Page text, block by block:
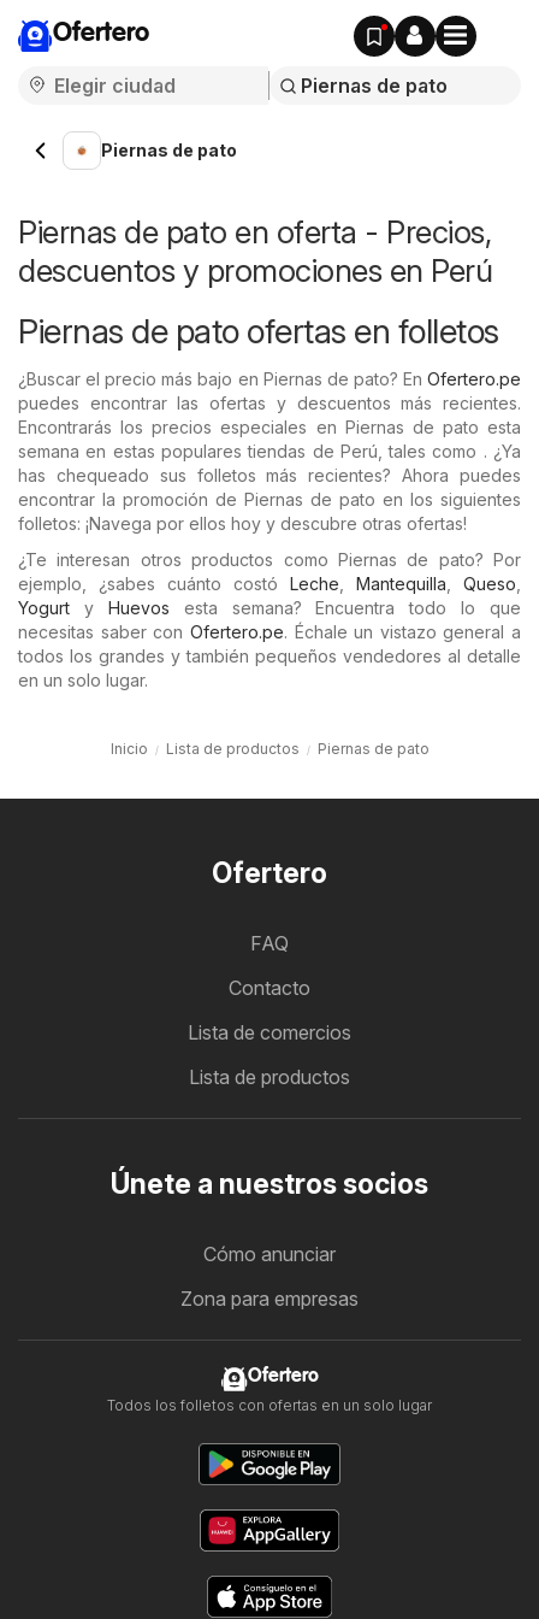
Ofertero
Piernas de pato
Piernas de pato en oferta - Precios,
descuentos y promociones en Perú
Piernas de pato ofertas en folletos
¿Buscar el precio más bajo en Piernas de pato? En Ofertero.pe
puedes encontrar las ofertas y descuentos más recientes.
Encontrarás los precios especiales en Piernas de pato esta
semana en estas populares tiendas de Perú, tales como . ¿Ya
has chequeado sus folletos más recientes? Ahora puedes
encontrar la promoción de Piernas de pato en los siguientes
folletos: ¡Navega por ellos hoy y descubre otras ofertas!
¿Te interesan otros productos como Piernas de pato? Por
ejemplo, ¿sabes cuánto costó Leche Mantequilla Queso
Yogurt y Huevos esta semana? Encuentra todo lo que
necesitas saber con Ofertero.pe. Échale un vistazo general a
todos los grandes y también pequeños vendedores al detalle
en un solo lugar.
Inicio Lista de productos Piernas de pato
Ofertero
FAQ
Contacto
Lista de comercios
Lista de productos
Únete a nuestros socios
Cómo anunciar
Zona para empresas
Ofertero
Todos los folletos con ofertas en un solo lugar